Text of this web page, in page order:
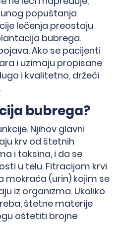
popuštanja
lečenja preostaju
bubrega.
Ako se pacijenti
i uzimaju propisane
i kvalitetno, držeći
bubrega?
Njihov glavni
krv od štetnih
i toksina, i da se
u telu. Fitracijom krvi
mokraća (urin) kojim se
iz organizma. Ukoliko
štetne materije
oštetiti brojne